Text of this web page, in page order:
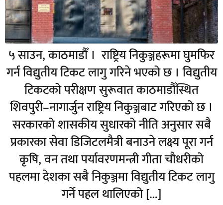
५ साउन, काठमाडौँ । राष्ट्रिय निकुञ्जहरूमा घुमफिर
गर्न विद्युतीय टिकट लागु गरिने भएको छ । विद्युतीय
टिकटको परीक्षण सुरूवात काठमाडौँस्थित
शिवपुरी–नागार्जुन राष्ट्रिय निकुञ्जबाट गरिएको छ ।
सरकारको शासकीय सुधारको नीति अनुसार सबै
प्रकारका सेवा डिजिटलमैत्री बनाउने लक्ष्य पूरा गर्न
कृषि, वन तथा पर्यावरणमन्त्री गीता चौधरीको
पहलमा देशका सबै निकुञ्जमा विद्युतीय टिकट लागु
गर्ने पहल थालिएको […]